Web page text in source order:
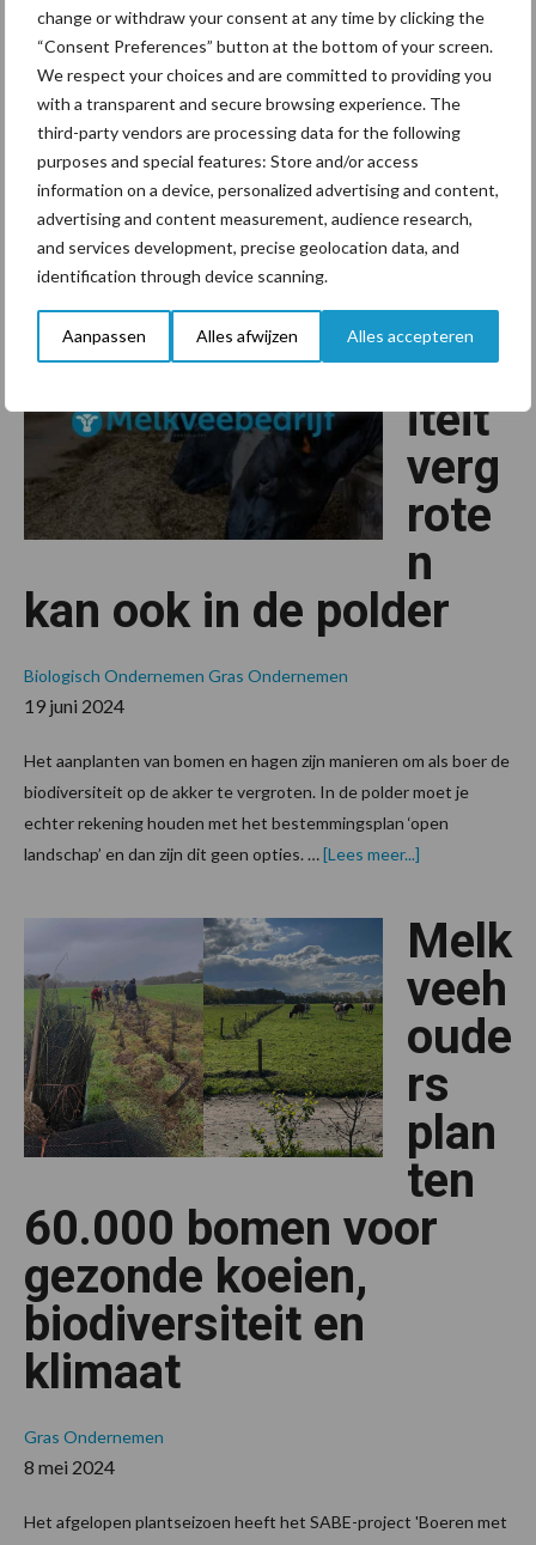
change or withdraw your consent at any time by clicking the
“Consent Preferences” button at the bottom of your screen.
We respect your choices and are committed to providing you
with a transparent and secure browsing experience. The
third-party vendors are processing data for the following
purposes and special features: Store and/or access
information on a device, personalized advertising and content,
advertising and content measurement, audience research,
and services development, precise geolocation data, and
identification through device scanning.
Aanpassen Alles afwijzen Alles accepteren
GrasOndernemen
7 augustus 2024
Groenblauwe diensten, zoals bloemrijke akkerranden en plasdras
in gras, zijn belangrijk voor de biodiversiteit. Om
toekomstbestendig te kunnen boeren zijn ze ook noodzakelijk,
want het verlies aan biodiversiteit heeft uiteindelijk …
verdienmodellen
nodig
biodiversiteit
Biod
ivers
iteit
verg
rote
n
kan ook in de polder
Biologisch Ondernemen Gras Ondernemen
19 juni 2024
Het aanplanten van bomen en hagen zijn manieren om als boer de
biodiversiteit op de akker te vergroten. In de polder moet je
echter rekening houden met het bestemmingsplan ‘open
landschap’ en dan zijn dit geen opties. …[Lees meer...]
in
de
Melk
veeh
oude
rs
plan
ten
60.000 bomen voor
gezonde koeien,
biodiversiteit en
klimaat
Gras Ondernemen
8 mei 2024
Het afgelopen plantseizoen heeft het SABE-project 'Boeren met